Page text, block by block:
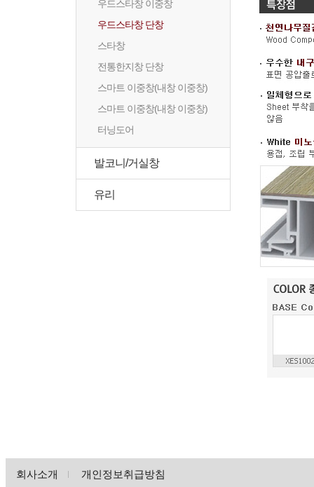
우드스타창 이중창
우드스타창 단창
스타창
전통한지창 단창
스마트 이중창(내창 이중창)
스마트 이중창(내창 이중창)
터닝도어
발코니/거실창
유리
회사소개 개인정보취급방침